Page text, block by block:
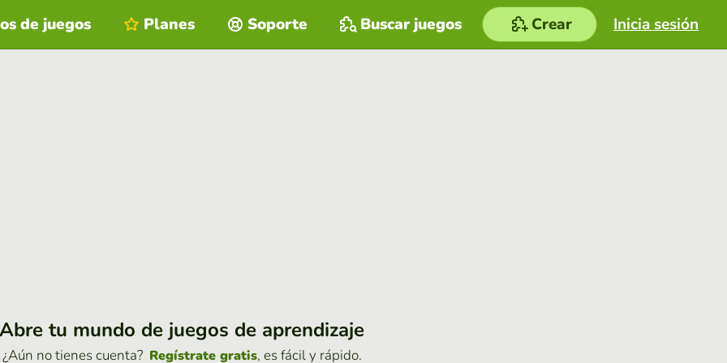
Inicia sesión
de juegos Planes Soporte Buscar juegos Crear
Abre tu mundo de juegos de aprendizaje
¿Aún no tienes cuenta? Regístrate gratis, es fácil y rápido.